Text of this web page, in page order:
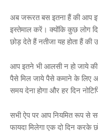
अब जरूरत बस इतना हैं की आप
इस्तेमाल करें। क्योंकि कुछ लोग
छोड़ देते हैं नतीजा यह होता हैं की
आप इतने भी आलसी न हो जाये
पैसे मिल जाये पैसे कमाने के लिए
समय देना होगा और हर दिन
सभी ऐप पर आप नियमित रूप से
फायदा मिलेगा एक दो दिन करके